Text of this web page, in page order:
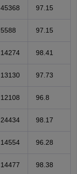
45368 97.15
5588 97.15
14274 98.41
13130 97.73
12108 96.8
24434 98.17
14554 96.28
14477 98.38